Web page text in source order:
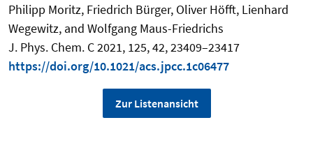
Philipp Moritz, Friedrich Bürger, Oliver Höfft, Lienhard
Wegewitz, and Wolfgang Maus-Friedrichs
J. Phys. Chem. C 2021, 125, 42, 23409–23417
https://doi.org/10.1021/acs.jpcc.1c06477
Zur Listenansicht